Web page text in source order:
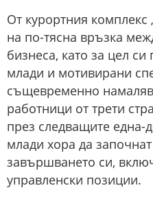
От курортния комплекс
на по-тясна връзка
бизнеса, като за цел
млади и мотивирани
същевременно
работници от трети
през следващите една-
млади хора да
завършването си,
управленски позиции.